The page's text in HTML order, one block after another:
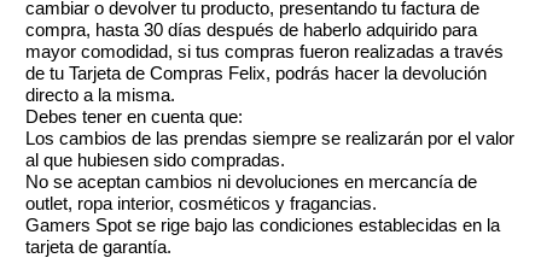
cambiar o devolver tu producto, presentando tu factura de
compra, hasta 30 días después de haberlo adquirido para
mayor comodidad, si tus compras fueron realizadas a través
de tu Tarjeta de Compras Felix, podrás hacer la devolución
directo a la misma.
Debes tener en cuenta que:
Los cambios de las prendas siempre se realizarán por el valor
al que hubiesen sido compradas.
No se aceptan cambios ni devoluciones en mercancía de
outlet, ropa interior, cosméticos y fragancias.
Gamers Spot se rige bajo las condiciones establecidas en la
tarjeta de garantía.